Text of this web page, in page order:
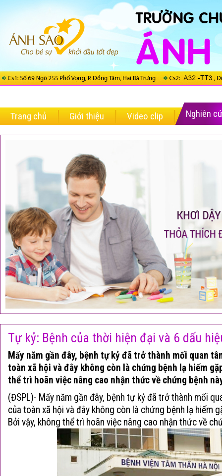
Trang chủ Giới thiệu Video clip Nghiên
Tự kỷ: Bệnh của thời hiện đại và 6 dấu
Mấy năm gần đây, bệnh tự kỷ đã trở thành mối quan
toàn xã hội và đây không còn là chứng bệnh lạ hiếm
thể trì hoãn việc nâng cao nhận thức về chứng bệnh
(ĐSPL)- Mấy năm gần đây, bệnh tự kỷ đã trở thành mối
của toàn xã hội và đây không còn là chứng bệnh lạ hiếm
Bởi vậy, không thể trì hoãn việc nâng cao nhận thức về